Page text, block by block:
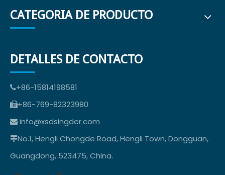
CATEGORIA DE PRODUCTO
DETALLES DE CONTACTO
+86-15814198581
+86-769-82323980
 info@xsdsingder.com
No.1, Hengli Chongde Road, Hengli Town, Dongguan,
Guangdong, 523475, China.